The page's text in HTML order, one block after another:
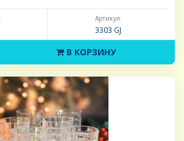
Артикул:
3303 GJ
В КОРЗИНУ